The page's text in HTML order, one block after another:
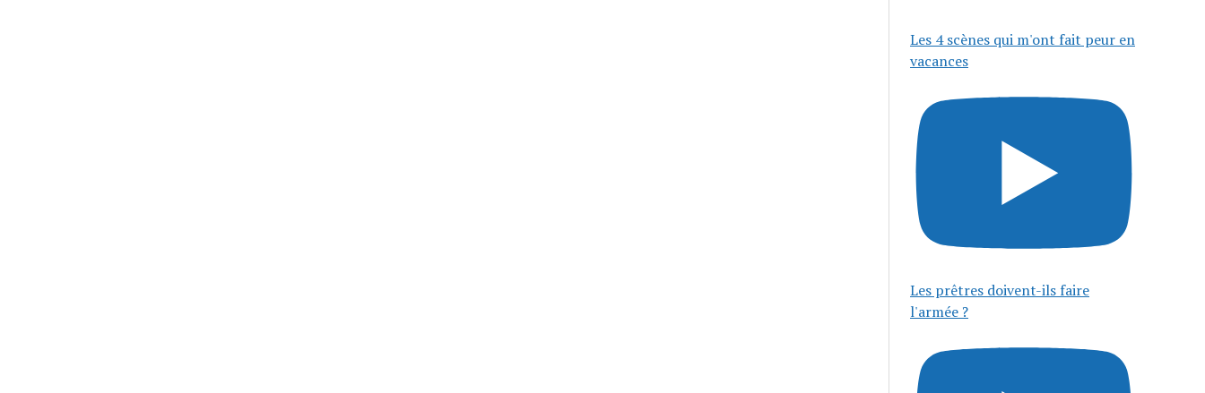
Les 4 scènes qui m'ont fait peur en
vacances
Les prêtres doivent-ils faire
l'armée ?